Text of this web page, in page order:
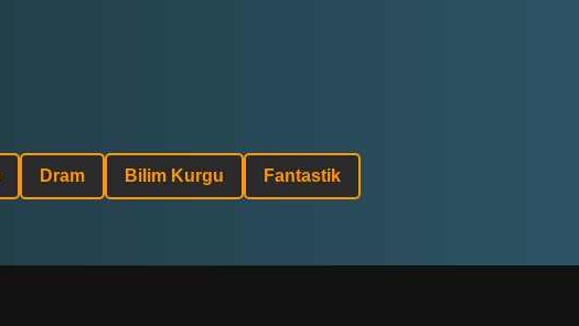
Dram Bilim Kurgu Fantastik